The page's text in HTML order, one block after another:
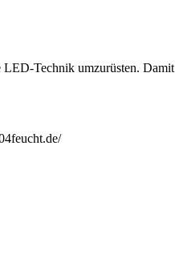
Technik umzurüsten.